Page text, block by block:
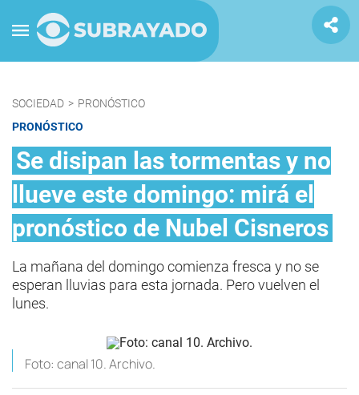
SOCIEDAD > PRONÓSTICO
PRONÓSTICO
Se disipan las tormentas y no
llueve este domingo: mirá el
pronóstico de Nubel Cisneros
La mañana del domingo comienza fresca y no se
esperan lluvias para esta jornada. Pero vuelven el
lunes.
Foto: canal 10. Archivo.